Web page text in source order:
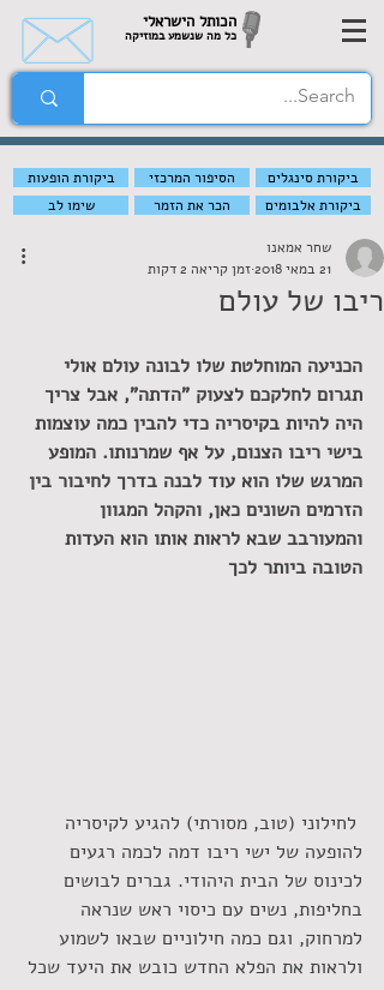
הכותל הישראלי
כל מה שנשמע במוזיקה
ביקורת הופעות הסיפור המרכזי
ביקורת סינגלים
שימו לב
הכר את הזמר ביקורת אלבומים
ריבו של עולם
שחר אמאנו
21 במאי 2018
זמן קריאה 2 דקות
הכניעה המוחלטת שלו לבונה עולם אולי
תגרום לחלקכם לצעוק "הדתה", אבל צריך
היה להיות בקיסריה כדי להבין כמה עוצמות
בישי ריבו הצנום, על אף שמרנותו. המופע
המרגש שלו הוא עוד לבנה בדרך לחיבור בין
הזרמים השונים כאן, והקהל המגוון
והמעורבב שבא לראות אותו הוא העדות
הטובה ביותר לכך
לחילוני (טוב, מסורתי) להגיע לקיסריה
להופעה של ישי ריבו דמה לכמה רגעים
לכינוס של הבית היהודי. גברים לבושים
בחליפות, נשים עם כיסוי ראש שנראה
למרחוק, וגם כמה חילוניים שבאו לשמוע
ולראות את הפלא החדש כובש את היעד שכל